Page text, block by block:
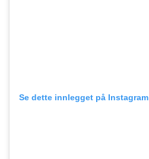
Se dette innlegget på Instagram